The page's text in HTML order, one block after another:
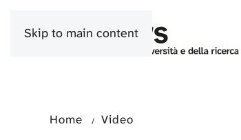
Skip to main content
Home Video